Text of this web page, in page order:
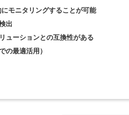
モニタリングすることが可能
出
ューションとの互換性がある
の最適活用）